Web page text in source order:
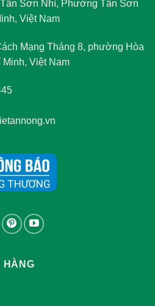
Sơn Nhì, Phường Tân Sơn
Việt Nam
Mạng Tháng 8, phường Hòa
Việt Nam
HÀNG